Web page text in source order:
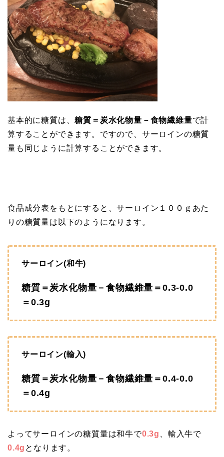
基本的に糖質は、糖質＝炭水化物量－食物繊維量で計
算することができます。ですので、サーロインの糖質
量も同じように計算することができます。
食品成分表をもとにすると、サーロイン１００ｇあた
りの糖質量は以下のようになります。
サーロイン(和牛)
糖質＝炭水化物量－食物繊維量＝0.3‐0.0
＝0.3g
サーロイン(輸入)
糖質＝炭水化物量－食物繊維量＝0.4‐0.0
＝0.4g
よってサーロインの糖質量は和牛で0.3g
、輸入牛で
0.4g となります。